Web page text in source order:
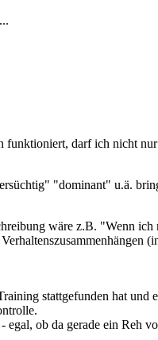
darf ich nicht
"dominant" u.ä.
wäre z.B. "Wenn
stattgefunden hat
ob da gerade ein Reh